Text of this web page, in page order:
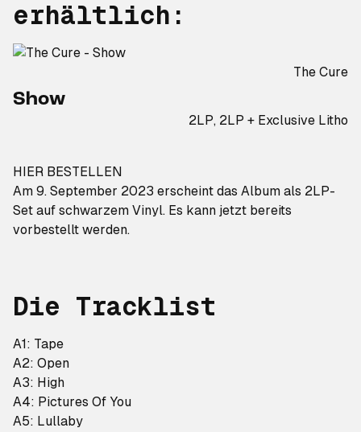
erhältlich:
The Cure
Show
2LP, 2LP + Exclusive Litho
HIER BESTELLEN
Am 9. September 2023 erscheint das Album als 2LP-
Set auf schwarzem Vinyl. Es kann jetzt bereits
vorbestellt werden.
Die Tracklist
A1: Tape
A2: Open
A3: High
A4: Pictures Of You
A5: Lullaby